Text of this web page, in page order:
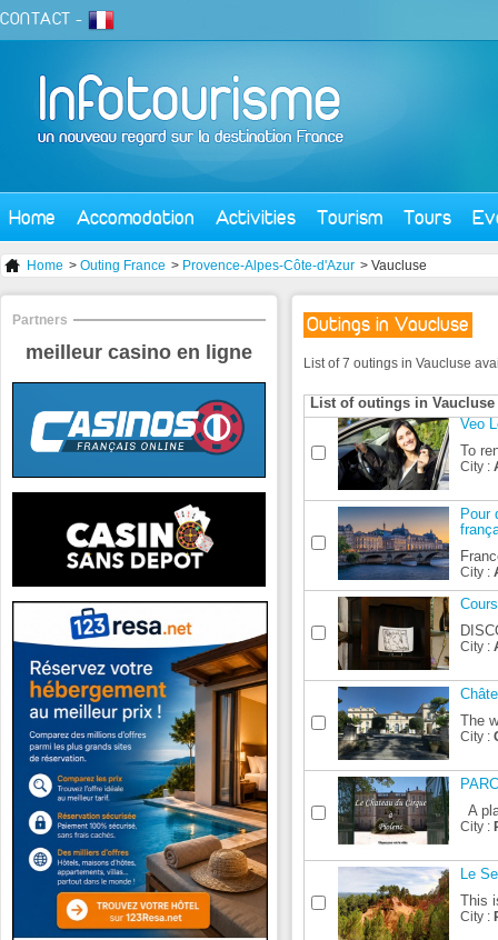
CONTACT -
Home Accomodation Activities Tourism Tours
Home > Outing France > Provence-Alpes-Côte-d'Azur > Vaucluse
Outings in Vaucluse
List of 7 outings in Vaucluse
List of outings in Vaucluse
Veo
To
City :
Pour
City :
City :
The
City :
A
City :
Le
This
City :
Partners
meilleur casino en ligne